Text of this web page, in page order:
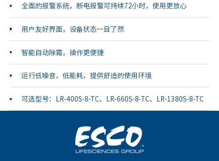
全面的报警系统，断电报警可持续72小时，使用更放心
用户友好界面，设备状态一目了然
智能自动除霜，操作更便捷
运行低噪音，低能耗，提供舒适的使用环境
可选型号：LR-400S-8-TC、LR-660S-8-TC、LR-1380S-8-TC